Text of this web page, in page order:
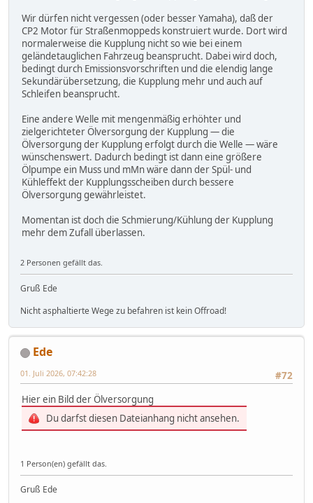
Wir dürfen nicht vergessen (oder besser Yamaha), daß der
CP2 Motor für Straßenmoppeds konstruiert wurde. Dort wird
normalerweise die Kupplung nicht so wie bei einem
geländetauglichen Fahrzeug beansprucht. Dabei wird doch,
bedingt durch Emissionsvorschriften und die elendig lange
Sekundärübersetzung, die Kupplung mehr und auch auf
Schleifen beansprucht.
Eine andere Welle mit mengenmäßig erhöhter und
zielgerichteter Ölversorgung der Kupplung — die
Ölversorgung der Kupplung erfolgt durch die Welle — wäre
wünschenswert. Dadurch bedingt ist dann eine größere
Ölpumpe ein Muss und mMn wäre dann der Spül- und
Kühleffekt der Kupplungsscheiben durch bessere
Ölversorgung gewährleistet.
Momentan ist doch die Schmierung/Kühlung der Kupplung
mehr dem Zufall überlassen.
2 Personen gefällt das.
Gruß Ede
Nicht asphaltierte Wege zu befahren ist kein Offroad!
Ede
#72
01. Juli 2026, 07:42:28
Hier ein Bild der Ölversorgung
Du darfst diesen Dateianhang nicht ansehen.
1 Person(en) gefällt das.
Gruß Ede